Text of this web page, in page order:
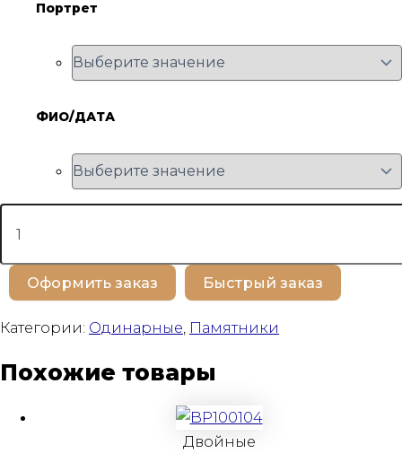
Портрет
ФИО/ДАТА
Количество
товара
Оформить заказ Быстрый заказ
Категории: Одинарные Памятники
Похожие товары
Двойные